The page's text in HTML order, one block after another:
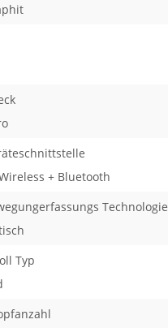
+ Bluetooth
Technologie
Typ